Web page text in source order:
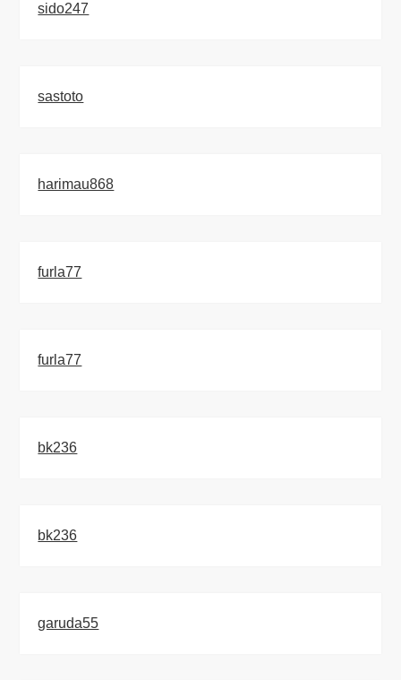
sido247
sastoto
harimau868
furla77
furla77
bk236
bk236
garuda55